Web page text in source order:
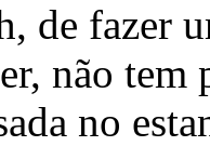
de fazer
não
no